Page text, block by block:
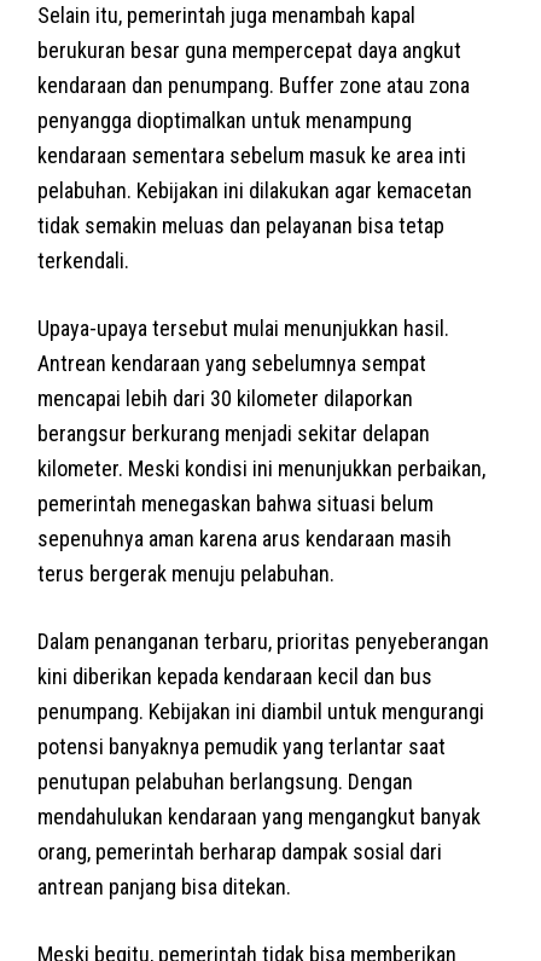
Selain itu, pemerintah juga menambah kapal
berukuran besar guna mempercepat daya angkut
kendaraan dan penumpang. Buffer zone atau zona
penyangga dioptimalkan untuk menampung
kendaraan sementara sebelum masuk ke area inti
pelabuhan. Kebijakan ini dilakukan agar kemacetan
tidak semakin meluas dan pelayanan bisa tetap
terkendali.
Upaya-upaya tersebut mulai menunjukkan hasil.
Antrean kendaraan yang sebelumnya sempat
mencapai lebih dari 30 kilometer dilaporkan
berangsur berkurang menjadi sekitar delapan
kilometer. Meski kondisi ini menunjukkan perbaikan,
pemerintah menegaskan bahwa situasi belum
sepenuhnya aman karena arus kendaraan masih
terus bergerak menuju pelabuhan.
Dalam penanganan terbaru, prioritas penyeberangan
kini diberikan kepada kendaraan kecil dan bus
penumpang. Kebijakan ini diambil untuk mengurangi
potensi banyaknya pemudik yang terlantar saat
penutupan pelabuhan berlangsung. Dengan
mendahulukan kendaraan yang mengangkut banyak
orang, pemerintah berharap dampak sosial dari
antrean panjang bisa ditekan.
Meski begitu, pemerintah tidak bisa memberikan